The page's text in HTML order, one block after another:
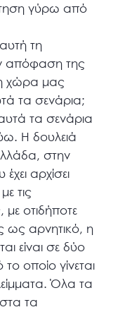
γύρω από
τη
απόφαση της
η χώρα μας
τα σενάρια;
τα σενάρια
Η δουλειά
στην
αρχίσει
τις
με οτιδήποτε
ως αρνητικό, η
είναι σε δύο
οποίο γίνεται
Όλα τα
τα